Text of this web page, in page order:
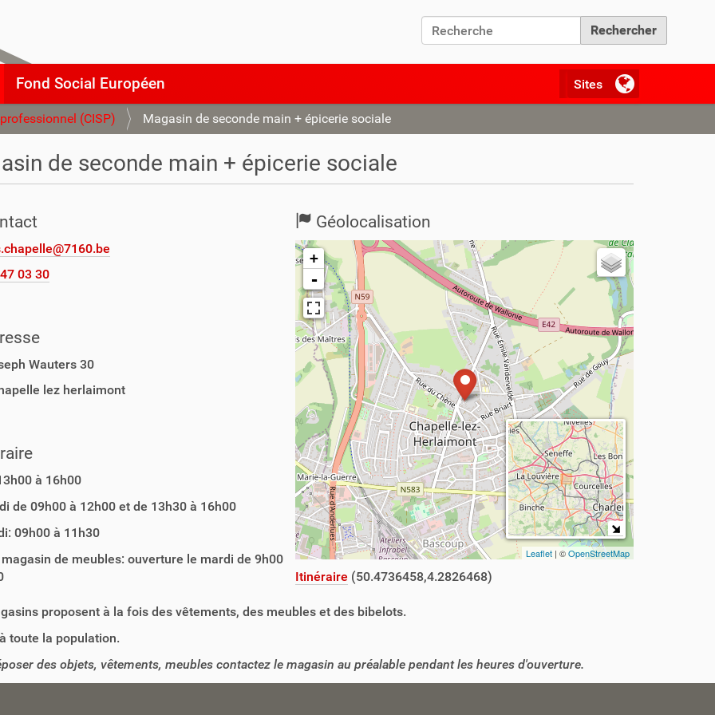
Chercher par
Fond Social Européen
(CISP) Magasin de seconde main + épicerie sociale
de seconde main + épicerie sociale
03 30
Géolocalisation
+
-
Leaflet | ©OpenStreetMap
Itinéraire (50.4736458,4.2826468)
Wauters 30
lez herlaimont
à 16h00
de 09h00 à 12h00 et de 13h30 à 16h00
09h00 à 11h30
de meubles: ouverture le mardi de 9h00
proposent à la fois des vêtements, des meubles et des bibelots.
toute la population.
des objets, vêtements, meubles contactez le magasin au préalable pendant les heures d'ouverture.